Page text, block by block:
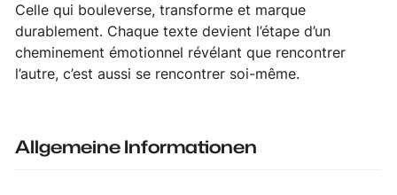
Celle qui bouleverse, transforme et marque
durablement. Chaque texte devient l’étape d’un
cheminement émotionnel révélant que rencontrer
l’autre, c’est aussi se rencontrer soi-même.
Allgemeine Informationen